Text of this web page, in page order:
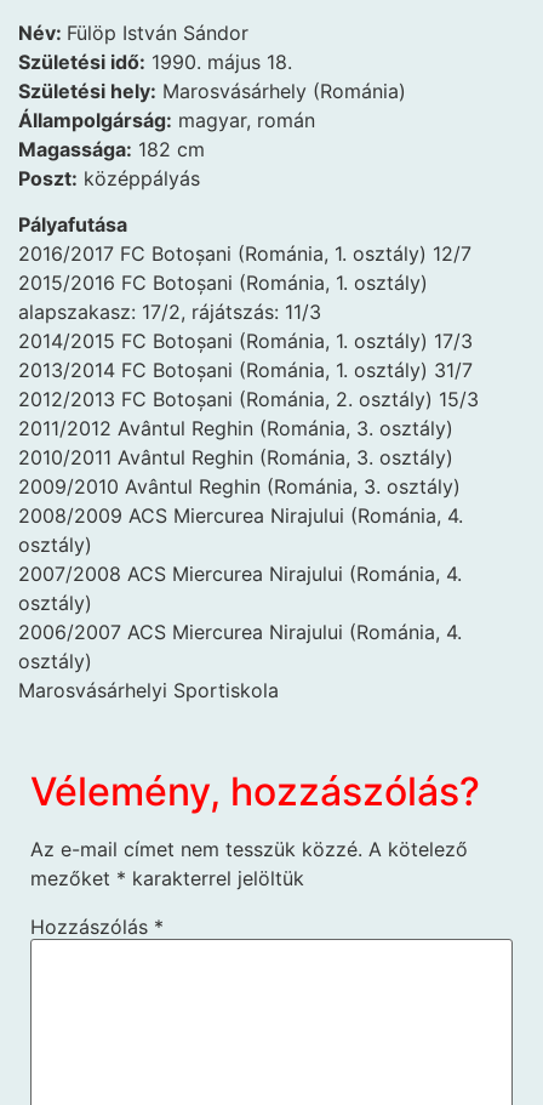
Név: Fülöp István Sándor
Születési idő: 1990. május 18.
Születési hely: Marosvásárhely (Románia)
Állampolgárság: magyar, román
Magassága: 182 cm
Poszt: középpályás
Pályafutása
2016/2017 FC Botoșani (Románia, 1. osztály) 12/7
2015/2016 FC Botoșani (Románia, 1. osztály)
alapszakasz: 17/2, rájátszás: 11/3
2014/2015 FC Botoșani (Románia, 1. osztály) 17/3
2013/2014 FC Botoșani (Románia, 1. osztály) 31/7
2012/2013 FC Botoșani (Románia, 2. osztály) 15/3
2011/2012 Avântul Reghin (Románia, 3. osztály)
2010/2011 Avântul Reghin (Románia, 3. osztály)
2009/2010 Avântul Reghin (Románia, 3. osztály)
2008/2009 ACS Miercurea Nirajului (Románia, 4.
osztály)
2007/2008 ACS Miercurea Nirajului (Románia, 4.
osztály)
2006/2007 ACS Miercurea Nirajului (Románia, 4.
osztály)
Marosvásárhelyi Sportiskola
Vélemény, hozzászólás?
Az e-mail címet nem tesszük közzé. A kötelező
mezőket * karakterrel jelöltük
Hozzászólás *